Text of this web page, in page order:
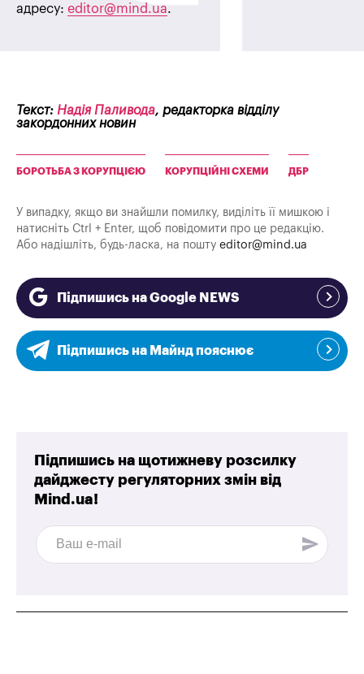
адресу: editor@mind.ua.
Текст: Надія Паливода, редакторка відділу
закордонних новин
БОРОТЬБА З КОРУПЦІЄЮ КОРУПЦІЙНІ СХЕМИ ДБР
У випадку, якщо ви знайшли помилку, виділіть її мишкою і
натисніть Ctrl + Enter, щоб повідомити про це редакцію.
Або надішліть, будь-ласка, на пошту editor@mind.ua
Підпишись на Google NEWS
Підпишись на Майнд пояснює
Підпишись на щотижневу розсилку
дайджесту регуляторних змін від
Mind.ua!